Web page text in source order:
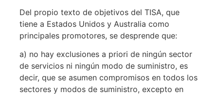
Del propio texto de objetivos del TISA, que
tiene a Estados Unidos y Australia como
principales promotores, se desprende que:
a) no hay exclusiones a priori de ningún sector
de servicios ni ningún modo de suministro, es
decir, que se asumen compromisos en todos los
sectores y modos de suministro, excepto en